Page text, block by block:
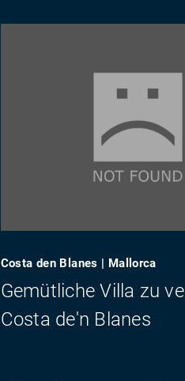
Costa den Blanes | Mallorca
Gemütliche Villa zu
Costa de'n Blanes